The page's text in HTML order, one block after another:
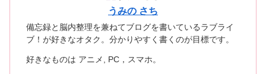
うみの さち
備忘録と脳内整理を兼ねてブログを書いているラブライ
ブ！が好きなオタク。分かりやすく書くのが目標です。
好きなものは アニメ, PC，スマホ。